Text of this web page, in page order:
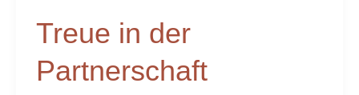
Treue in der
Partnerschaft
Partnerschaft